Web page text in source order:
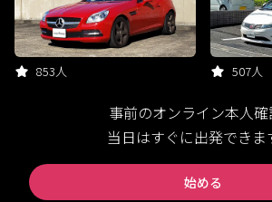
853人 507人
事前のオンライン本人確
当日はすぐに出発でき
始める